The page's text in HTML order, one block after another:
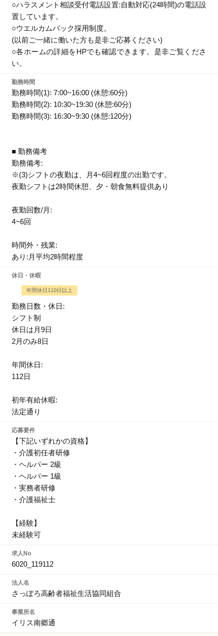
○ハラスメント相談受付電話設置:自動対応(24時間)の電話設
置しています。
○ウエルカムバック採用制度。
(以前ご一緒に働いた方も是非ご応募ください)
○各ホームの詳細をHPでも確認できます。是非ご覧くださ
い。
勤務時間
勤務時間(1): 7:00~16:00 (休憩:60分)
勤務時間(2): 10:30~19:30 (休憩:60分)
勤務時間(3): 16:30~9:30 (休憩:120分)
■ 勤務備考
勤務備考:
※(3)シフトの夜勤は、月4~6回程度の出勤です。
夜勤シフトは2時間休憩、夕・朝食無料提供あり
夜勤回数/月:
4~6回
時間外・残業:
あり:月平均2時間程度
休日・休暇
年間休日110日以上
勤務日数・休日:
シフト制
休日は月9日
2月のみ8日
年間休日:
112日
初年有給休暇:
法定通り
応募要件
【下記いずれかの資格】
・介護初任者研修
・ヘルパー 2級
・ヘルパー 1級
・実務者研修
・介護福祉士
【経験】
未経験可
求人No
6020_119112
法人名
さっぽろ高齢者福祉生活協同組合
事業所名
イリス南郷通